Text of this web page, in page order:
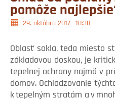
pomôže
29. októbra 2017 10:38
Oblasť sokla, teda miesto
základovou doskou, je
tepelnej ochrany najmä v
domov. Ochladzovanie
k tepelným stratám a v